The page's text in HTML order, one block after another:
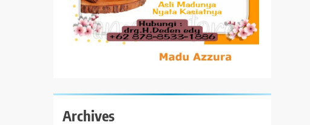
Archives